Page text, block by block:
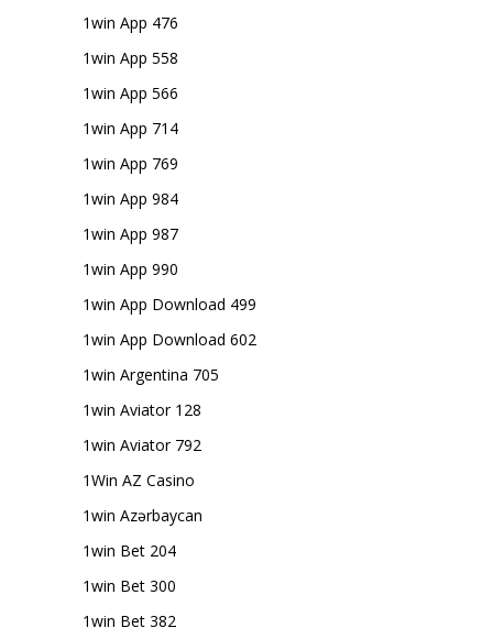
1win App 476
1win App 558
1win App 566
1win App 714
1win App 769
1win App 984
1win App 987
1win App 990
1win App Download 499
1win App Download 602
1win Argentina 705
1win Aviator 128
1win Aviator 792
1Win AZ Casino
1win Azərbaycan
1win Bet 204
1win Bet 300
1win Bet 382